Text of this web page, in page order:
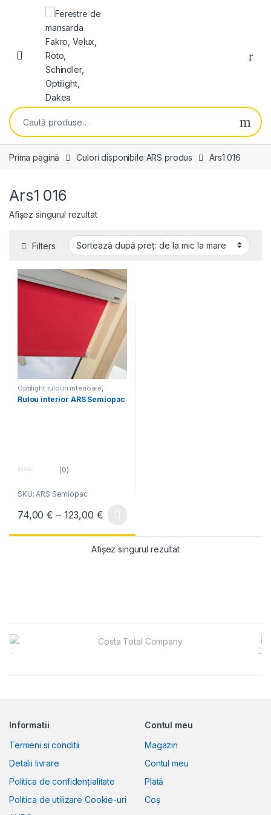
Skip to navigation
Skip to content
Open
Caută după:
Prima pagină Culori disponibile ARS produs Ars1 016
Ars1 016
Afișez singurul rezultat
Filters
Optilight rulouri interioare,
Rulouri Fakro Rulouri Optilight
Rulou interior ARS Semiopac
u
f
(0)
SKU: ARS Semiopac
74,00€ – 123,00 €Interval de prețuri: 74,00 € până la
Acest produs are mai multe variații. Opțiunile pot fi alese în
Afișez singurul rezultat
Brands Carousel
Informatii
Termeni si conditii
Detalii livrare
Politica de confidențialitate
Politica de utilizare Cookie-uri
Contul meu
Magazin
Contul meu
Plată
Coș